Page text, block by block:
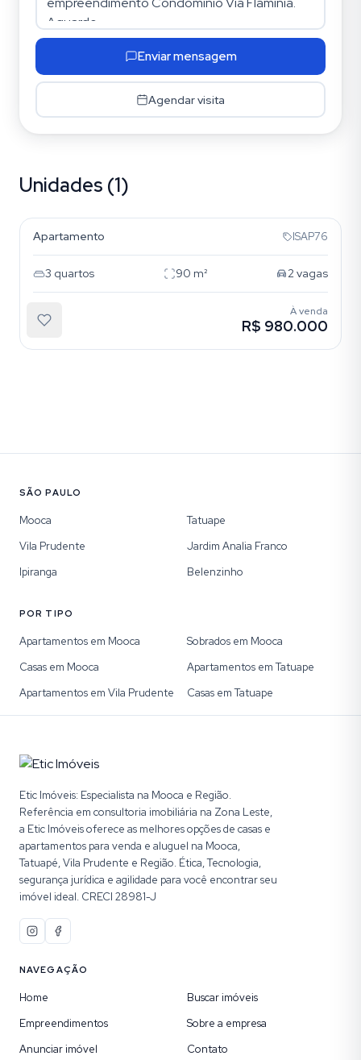
Enviar mensagem
Agendar visita
Unidades (1)
Parque da Mooca
Apartamento ISAP76
3 quartos 90 m² 2vagas
À venda
R$ 980.000
SÃO PAULO
Mooca
Tatuape
Vila Prudente
Jardim Analia Franco
Ipiranga
Belenzinho
POR TIPO
Apartamentos em Mooca
Sobrados em Mooca
Casas em Mooca
Apartamentos em Tatuape
Apartamentos em Vila Prudente
Casas em Tatuape
Etic Imóveis: Especialista na Mooca e Região.
Referência em consultoria imobiliária na Zona Leste,
a Etic Imóveis oferece as melhores opções de casas e
apartamentos para venda e aluguel na Mooca,
Tatuapé, Vila Prudente e Região. Ética, Tecnologia,
segurança jurídica e agilidade para você encontrar seu
imóvel ideal. CRECI 28981-J
NAVEGAÇÃO
Home
Buscar imóveis
Empreendimentos
Sobre a empresa
Anunciar imóvel
Contato